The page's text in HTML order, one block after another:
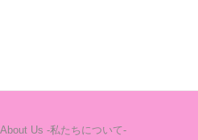
About Us -私たちについて-